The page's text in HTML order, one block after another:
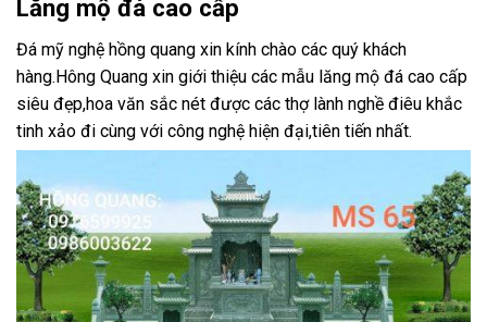
Lăng mộ đá cao cấp
Đá mỹ nghệ hồng quang xin kính chào các quý khách
hàng.Hông Quang xin giới thiệu các mẫu lăng mộ đá cao cấp
siêu đẹp,hoa văn sắc nét được các thợ lành nghề điêu khắc
tinh xảo đi cùng với công nghệ hiện đại,tiên tiến nhất.